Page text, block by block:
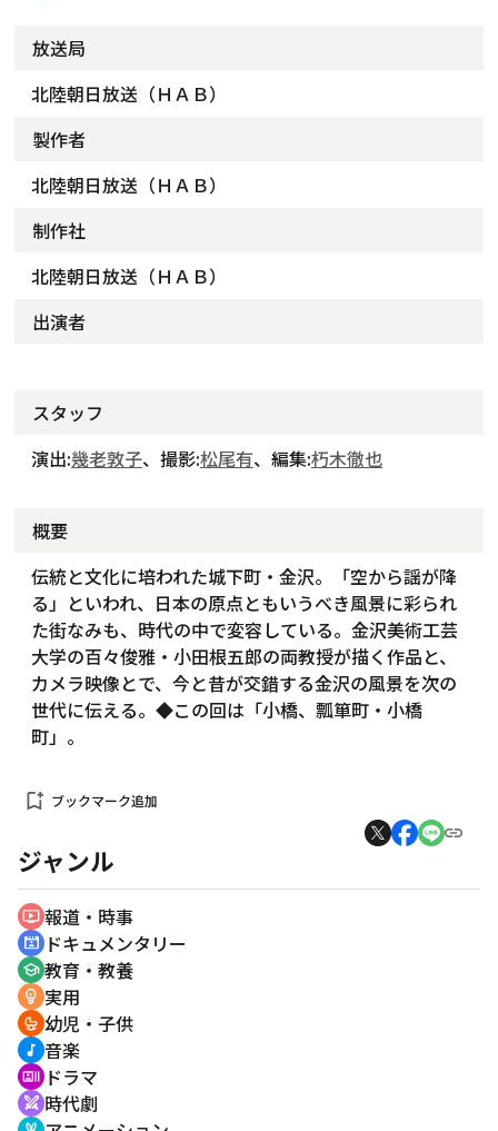
放送局
北陸朝日放送（ＨＡＢ）
製作者
北陸朝日放送（ＨＡＢ）
制作社
北陸朝日放送（ＨＡＢ）
出演者
スタッフ
演出:幾老敦子、撮影:松尾有、編集:朽木徹也
概要
伝統と文化に培われた城下町・金沢。「空から謡が降
る」といわれ、日本の原点ともいうべき風景に彩られ
た街なみも、時代の中で変容している。金沢美術工芸
大学の百々俊雅・小田根五郎の両教授が描く作品と、
カメラ映像とで、今と昔が交錯する金沢の風景を次の
世代に伝える。◆この回は「小橋、瓢箪町・小橋
町」。
bookmark_add ブックマーク追加
ジャンル
ondemand_video 報道・時事
cinematic_blur ドキュメンタリー
school 教育・教養
emoji_objects 実用
crib 幼児・子供
music_note 音楽
recent_actors ドラマ
swords 時代劇